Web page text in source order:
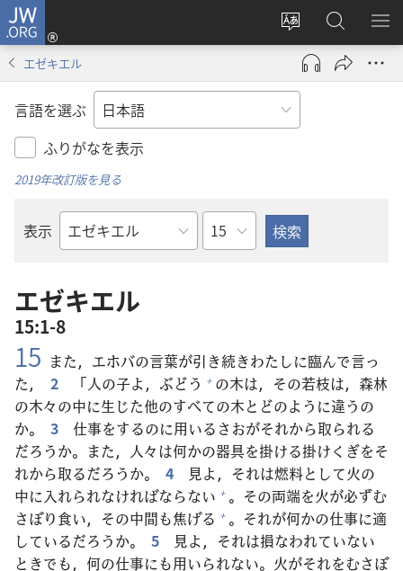
JW.ORG
サ
イ
ト
の
言
え
る
ロ
グ
ン
し
で
開
JW.ORG
の
検
メ
を
エゼキエル
言語を選ぶ
ふりがなを表示
2019年改訂版を見る
表示
聖
の
書
名
章
エゼキエル
15:1-8
15 また，エホバの言葉が引き続きわたしに臨んで言っ
た，
2 「人の子よ，ぶどう + の木は，その若枝は， 森林
の木々の中に生じた他のすべての木とどのように違うの
か。
3 仕事をするのに用いるさおがそれから取られる
だろうか。また， 人々 は何かの器具を掛ける掛けくぎをそ
れから取るだろうか。 4 見よ，それは燃料として火の
中に入れられなければならない + 。その両端を火が必ずむ
さぼり食い，その中間も焦げる + 。それが何かの仕事に適
しているだろうか。
5 見よ，それは損なわれていない
ときでも， 何の仕事にも用いられない。 火がそれをむさぼ